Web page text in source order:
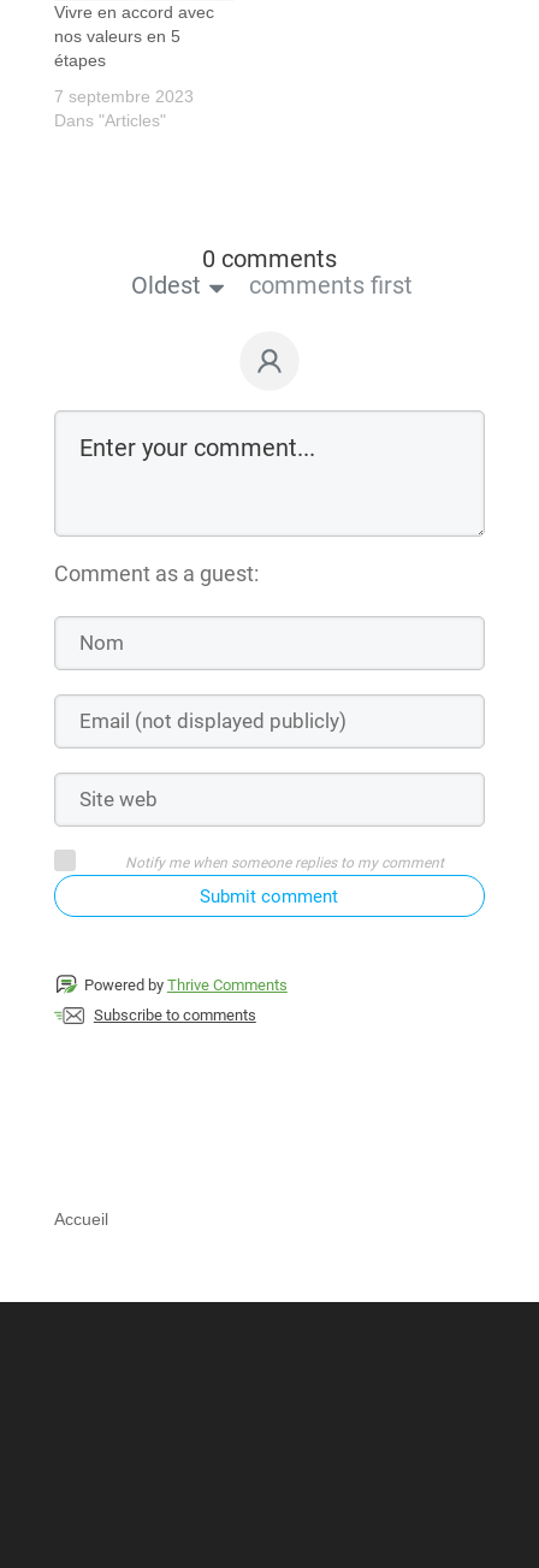
Vivre en accord avec
nos valeurs en 5
étapes
7 septembre 2023
Dans "Articles"
0 comments
Oldest
comments first
Comment as a guest:
Notify me when someone replies to my comment
Submit comment
Powered by Thrive Comments
Subscribe to comments
Accueil